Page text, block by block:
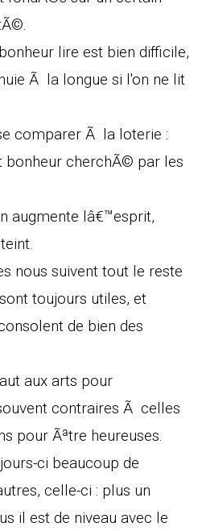
lire est bien difficile,
Ã la longue si l'on ne lit
comparer Ã la loterie :
bonheur cherchÃ© par les
augmente lâ€™esprit,
nous suivent tout le reste
toujours utiles, et
de bien des
aux arts pour
contraires Ã celles
pour Ãªtre heureuses.
ci beaucoup de
celle-ci : plus un
il est de niveau avec le